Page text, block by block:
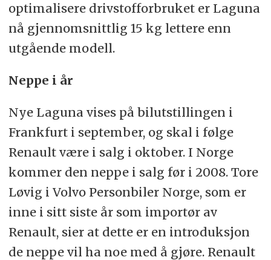
optimalisere drivstofforbruket er Laguna
nå gjennomsnittlig 15 kg lettere enn
utgående modell.
Neppe i år
Nye Laguna vises på bilutstillingen i
Frankfurt i september, og skal i følge
Renault være i salg i oktober. I Norge
kommer den neppe i salg før i 2008. Tore
Løvig i Volvo Personbiler Norge, som er
inne i sitt siste år som importør av
Renault, sier at dette er en introduksjon
de neppe vil ha noe med å gjøre. Renault